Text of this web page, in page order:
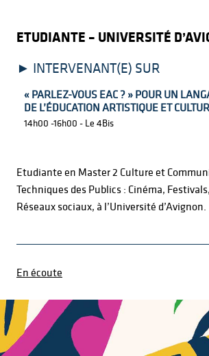
ETUDIANTE – UNIVERSITÉ
INTERVENANT(E) SUR
« PARLEZ-VOUS EAC ? » POUR UN
DE L’ÉDUCATION ARTISTIQUE ET
14h00 -16h00 - Le 4Bis
Etudiante en Master 2 Culture et
Techniques des Publics : Cinéma,
Réseaux sociaux, à l’Université d’Avignon.
En écoute